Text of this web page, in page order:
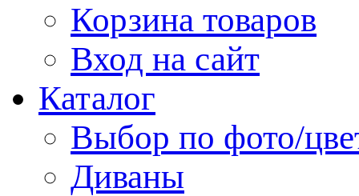
Корзина товаров
Вход на сайт
Каталог
Выбор по фото/
Диваны